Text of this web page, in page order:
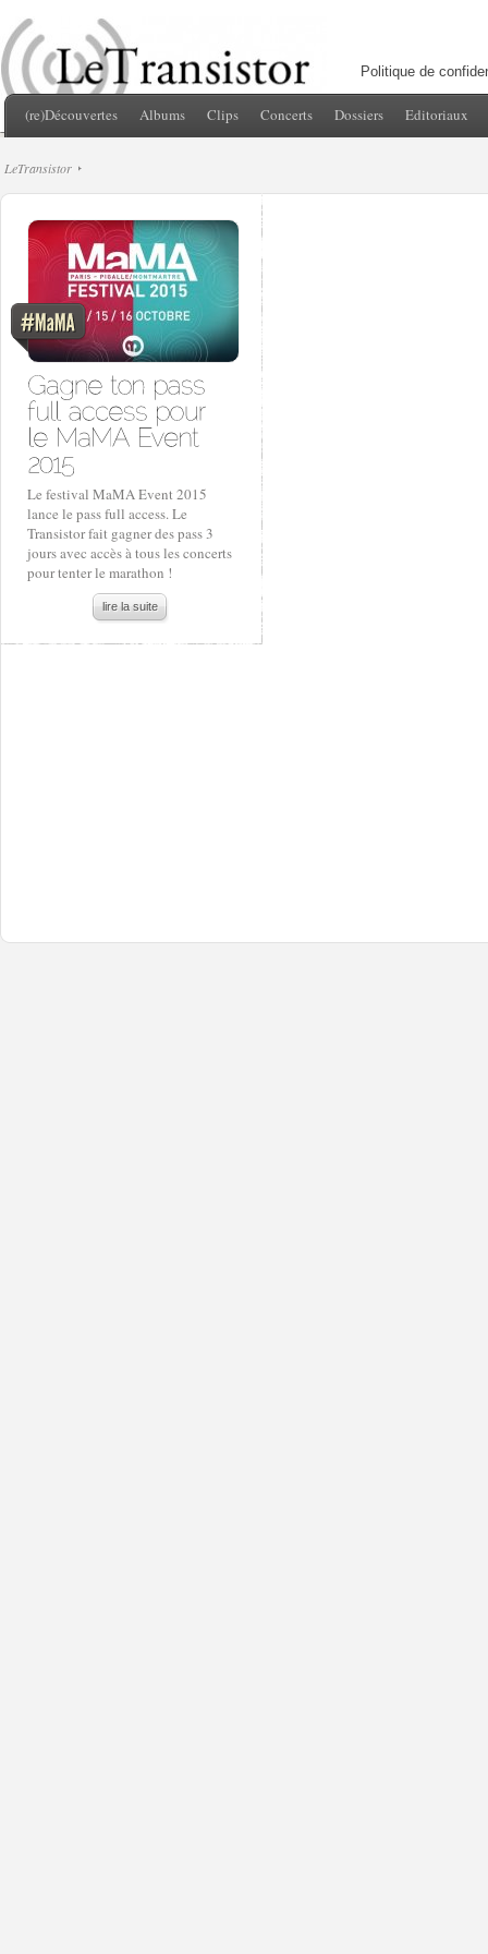
Politique de
(re)Découvertes Albums Clips Concerts Dossiers Editoriaux
LeTransistor
Le festival MaMA Event 2015
lance le pass full access. Le
Transistor fait gagner des pass 3
jours avec accès à tous les concerts
pour tenter le marathon !
lire la suite